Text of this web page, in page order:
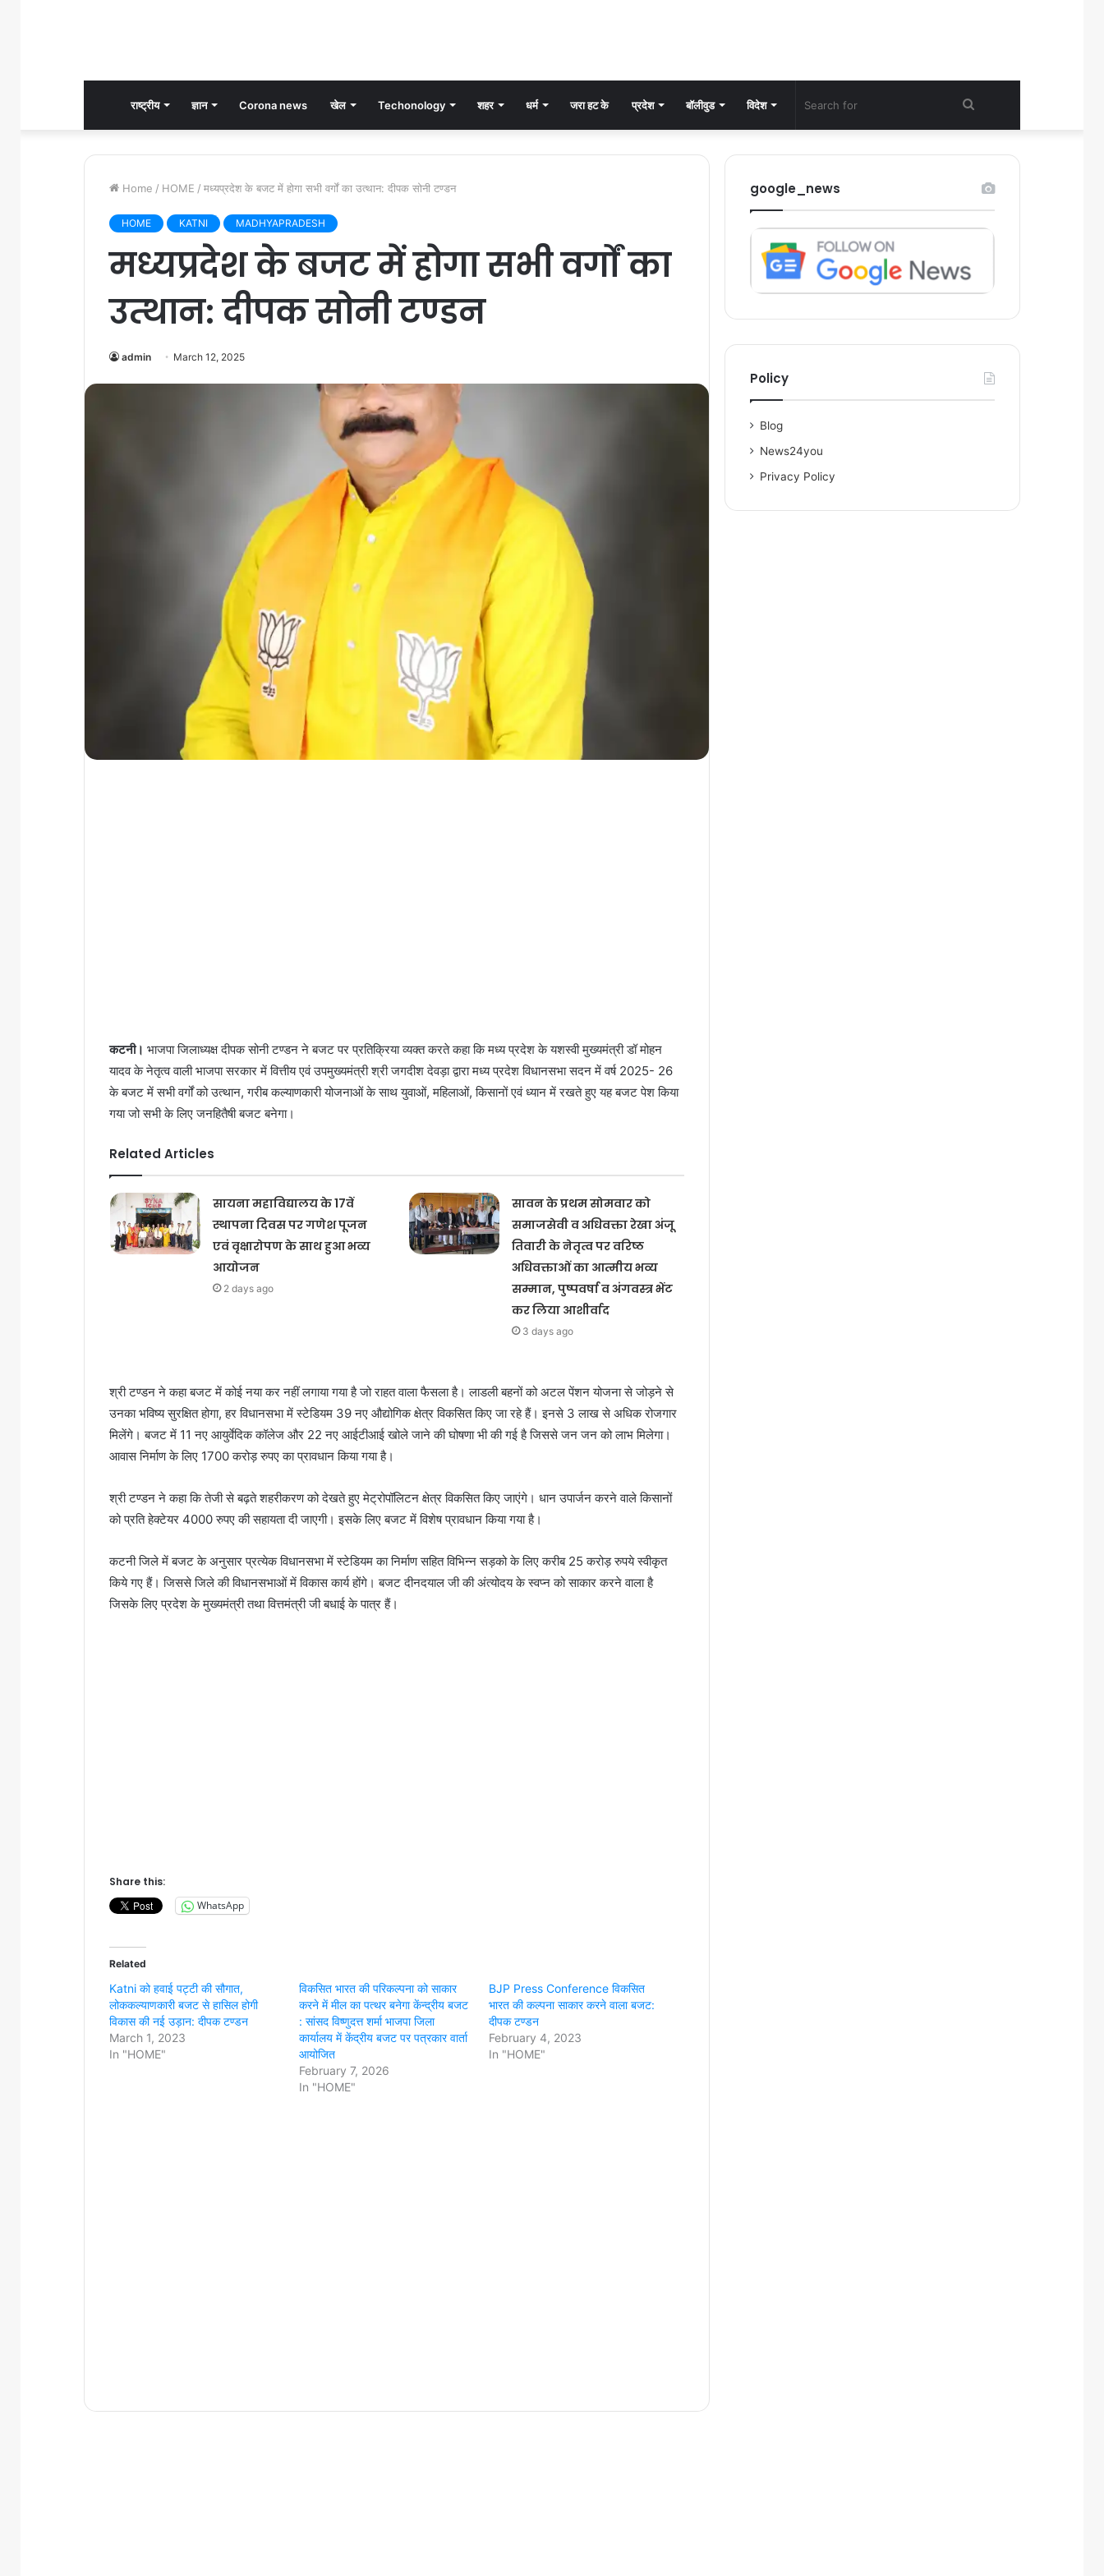
राष्ट्रीय ज्ञान Corona news खेल Techonology शहर धर्म जरा हट के प्रदेश बॉलीवुड विदेश
for
Home / HOME / मध्यप्रदेश के बजट में होगा सभी वर्गों का उत्थान: दीपक सोनी टण्डन
HOME KATNI MADHYAPRADESH
मध्यप्रदेश के बजट में होगा सभी वर्गों का
उत्थान: दीपक सोनी टण्डन
admin March 12, 2025
कटनी। भाजपा जिलाध्यक्ष दीपक सोनी टण्डन ने बजट पर प्रतिक्रिया व्यक्त करते कहा कि मध्य प्रदेश के यशस्वी मुख्यमंत्री डॉ मोहन
यादव के नेतृत्व वाली भाजपा सरकार में वित्तीय एवं उपमुख्यमंत्री श्री जगदीश देवड़ा द्वारा मध्य प्रदेश विधानसभा सदन में वर्ष 2025- 26
के बजट में सभी वर्गों को उत्थान, गरीब कल्याणकारी योजनाओं के साथ युवाओं, महिलाओं, किसानों एवं ध्यान में रखते हुए यह बजट पेश किया
गया जो सभी के लिए जनहितैषी बजट बनेगा।
Related Articles
सायना महाविद्यालय के 17वें
स्थापना दिवस पर गणेश पूजन
एवं वृक्षारोपण के साथ हुआ भव्य
आयोजन
2 days ago
सावन के प्रथम सोमवार को
समाजसेवी व अधिवक्ता रेखा अंजू
तिवारी के नेतृत्व पर वरिष्ठ
अधिवक्ताओं का आत्मीय भव्य
सम्मान, पुष्पवर्षा व अंगवस्त्र भेंट
कर लिया आशीर्वाद
3 days ago
श्री टण्डन ने कहा बजट में कोई नया कर नहीं लगाया गया है जो राहत वाला फैसला है। लाडली बहनों को अटल पेंशन योजना से जोड़ने से
उनका भविष्य सुरक्षित होगा, हर विधानसभा में स्टेडियम 39 नए औद्योगिक क्षेत्र विकसित किए जा रहे हैं। इनसे 3 लाख से अधिक रोजगार
मिलेंगे। बजट में 11 नए आयुर्वेदिक कॉलेज और 22 नए आईटीआई खोले जाने की घोषणा भी की गई है जिससे जन जन को लाभ मिलेगा।
आवास निर्माण के लिए 1700 करोड़ रुपए का प्रावधान किया गया है।
श्री टण्डन ने कहा कि तेजी से बढ़ते शहरीकरण को देखते हुए मेट्रोपॉलिटन क्षेत्र विकसित किए जाएंगे। धान उपार्जन करने वाले किसानों
को प्रति हेक्टेयर 4000 रुपए की सहायता दी जाएगी। इसके लिए बजट में विशेष प्रावधान किया गया है।
कटनी जिले में बजट के अनुसार प्रत्येक विधानसभा में स्टेडियम का निर्माण सहित विभिन्न सड़को के लिए करीब 25 करोड़ रुपये स्वीकृत
किये गए हैं। जिससे जिले की विधानसभाओं में विकास कार्य होंगे। बजट दीनदयाल जी की अंत्योदय के स्वप्न को साकार करने वाला है
जिसके लिए प्रदेश के मुख्यमंत्री तथा वित्तमंत्री जी बधाई के पात्र हैं।
Share this:
WhatsApp
Related
Katni को हवाई पट्टी की सौगात,
लोककल्याणकारी बजट से हासिल होगी
विकास की नई उड़ान: दीपक टण्डन
March 1, 2023
In "HOME"
विकसित भारत की परिकल्पना को साकार
करने में मील का पत्थर बनेगा केंन्द्रीय बजट
: सांसद विष्णुदत्त शर्मा भाजपा जिला
कार्यालय में केंद्रीय बजट पर पत्रकार वार्ता
आयोजित
February 7, 2026
In "HOME"
BJP Press Conference विकसित
भारत की कल्पना साकार करने वाला बजट:
दीपक टण्डन
February 4, 2023
In "HOME"
google_news
Policy
Blog
News24you
Privacy Policy